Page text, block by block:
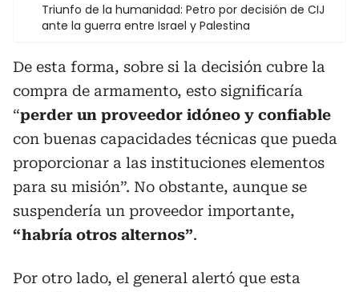
Triunfo de la humanidad: Petro por decisión de CIJ
ante la guerra entre Israel y Palestina
De esta forma, sobre si la decisión cubre la
compra de armamento, esto significaría
“perder un proveedor idóneo y confiable
con buenas capacidades técnicas que pueda
proporcionar a las instituciones elementos
para su misión”. No obstante, aunque se
suspendería un proveedor importante,
“habría otros alternos”.
Por otro lado, el general alertó que esta